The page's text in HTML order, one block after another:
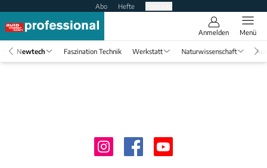
Abo Hefte
Anmelden Menü
Newtech Faszination Technik Werkstatt Naturwissenschaft